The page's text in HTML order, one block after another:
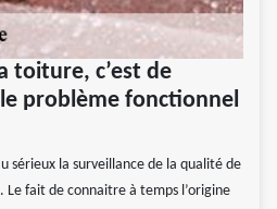
toiture, c’est de
problème fonctionnel
sérieux la surveillance de la qualité de
fait de connaitre à temps l’origine